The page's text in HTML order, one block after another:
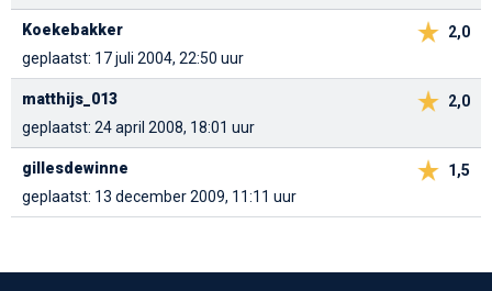
2,0
Koekebakker
geplaatst: 17 juli 2004, 22:50 uur
2,0
matthijs_013
geplaatst: 24 april 2008, 18:01 uur
1,5
gillesdewinne
geplaatst: 13 december 2009, 11:11 uur